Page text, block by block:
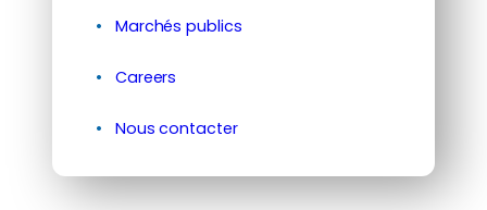
Marchés publics
Careers
Nous contacter